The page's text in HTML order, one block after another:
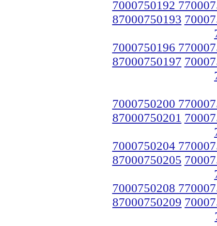
7000750192
87000750193
7000750196
87000750197
7000750200
87000750201
7000750204
87000750205
7000750208
87000750209